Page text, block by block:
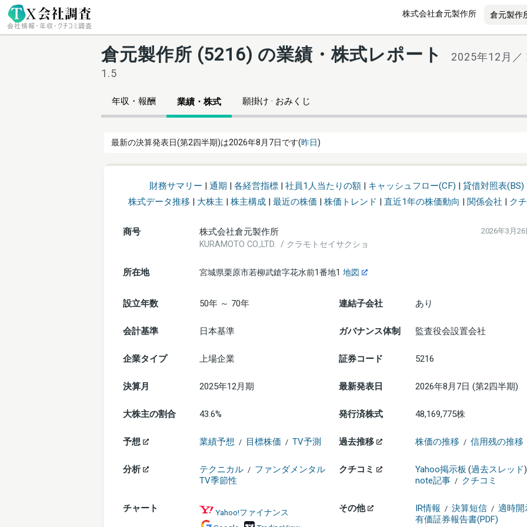
株式会社倉元製作所
倉元製作所 (5216) の業績・株式レポート
2025年12月／
1.5
年収・報酬 業績・株式 願掛け · おみくじ
最新の決算発表日(第2四半期)は2026年8月7日です(昨日)
財務サマリー | 通期 | 各経営指標| 社員1人当たりの額| キャッシュフロー(CF) | 貸借対照表(BS)
株式データ推移 | 大株主 | 株主構成 | 最近の株価 | 株価トレンド | 直近1年の株価動向 | 関係会社 | ク
商号 株式会社倉元製作所
KURAMOTO CO.,LTD. / クラモトセイサクショ
2026年3月
所在地 宮城県栗原市若柳武鎗字花水前1番地1 地図
設立年数 50年 ～ 70年 連結子会社 あり
会計基準 日本基準 ガバナンス体制 監査役会設置会社
企業タイプ 上場企業 証券コード 5216
決算月 2025年12月期 最新発表日 2026年8月7日 (第2四半期)
大株主の割合 43.6% 発行済株式 48,169,775株
予想 業績予想 / 目標株価 / TV予測 過去推移 株価の推移 / 信用残の推移
分析 テクニカル / ファンダメンタル
TV季節性
クチコミ Yahoo掲示板 (過去スレッド)
note記事 / クチコミ
チャート
Yahoo!ファイナンス
その他 IR情報 / 決算短信 / 適時開
有価証券報告書(PDF)